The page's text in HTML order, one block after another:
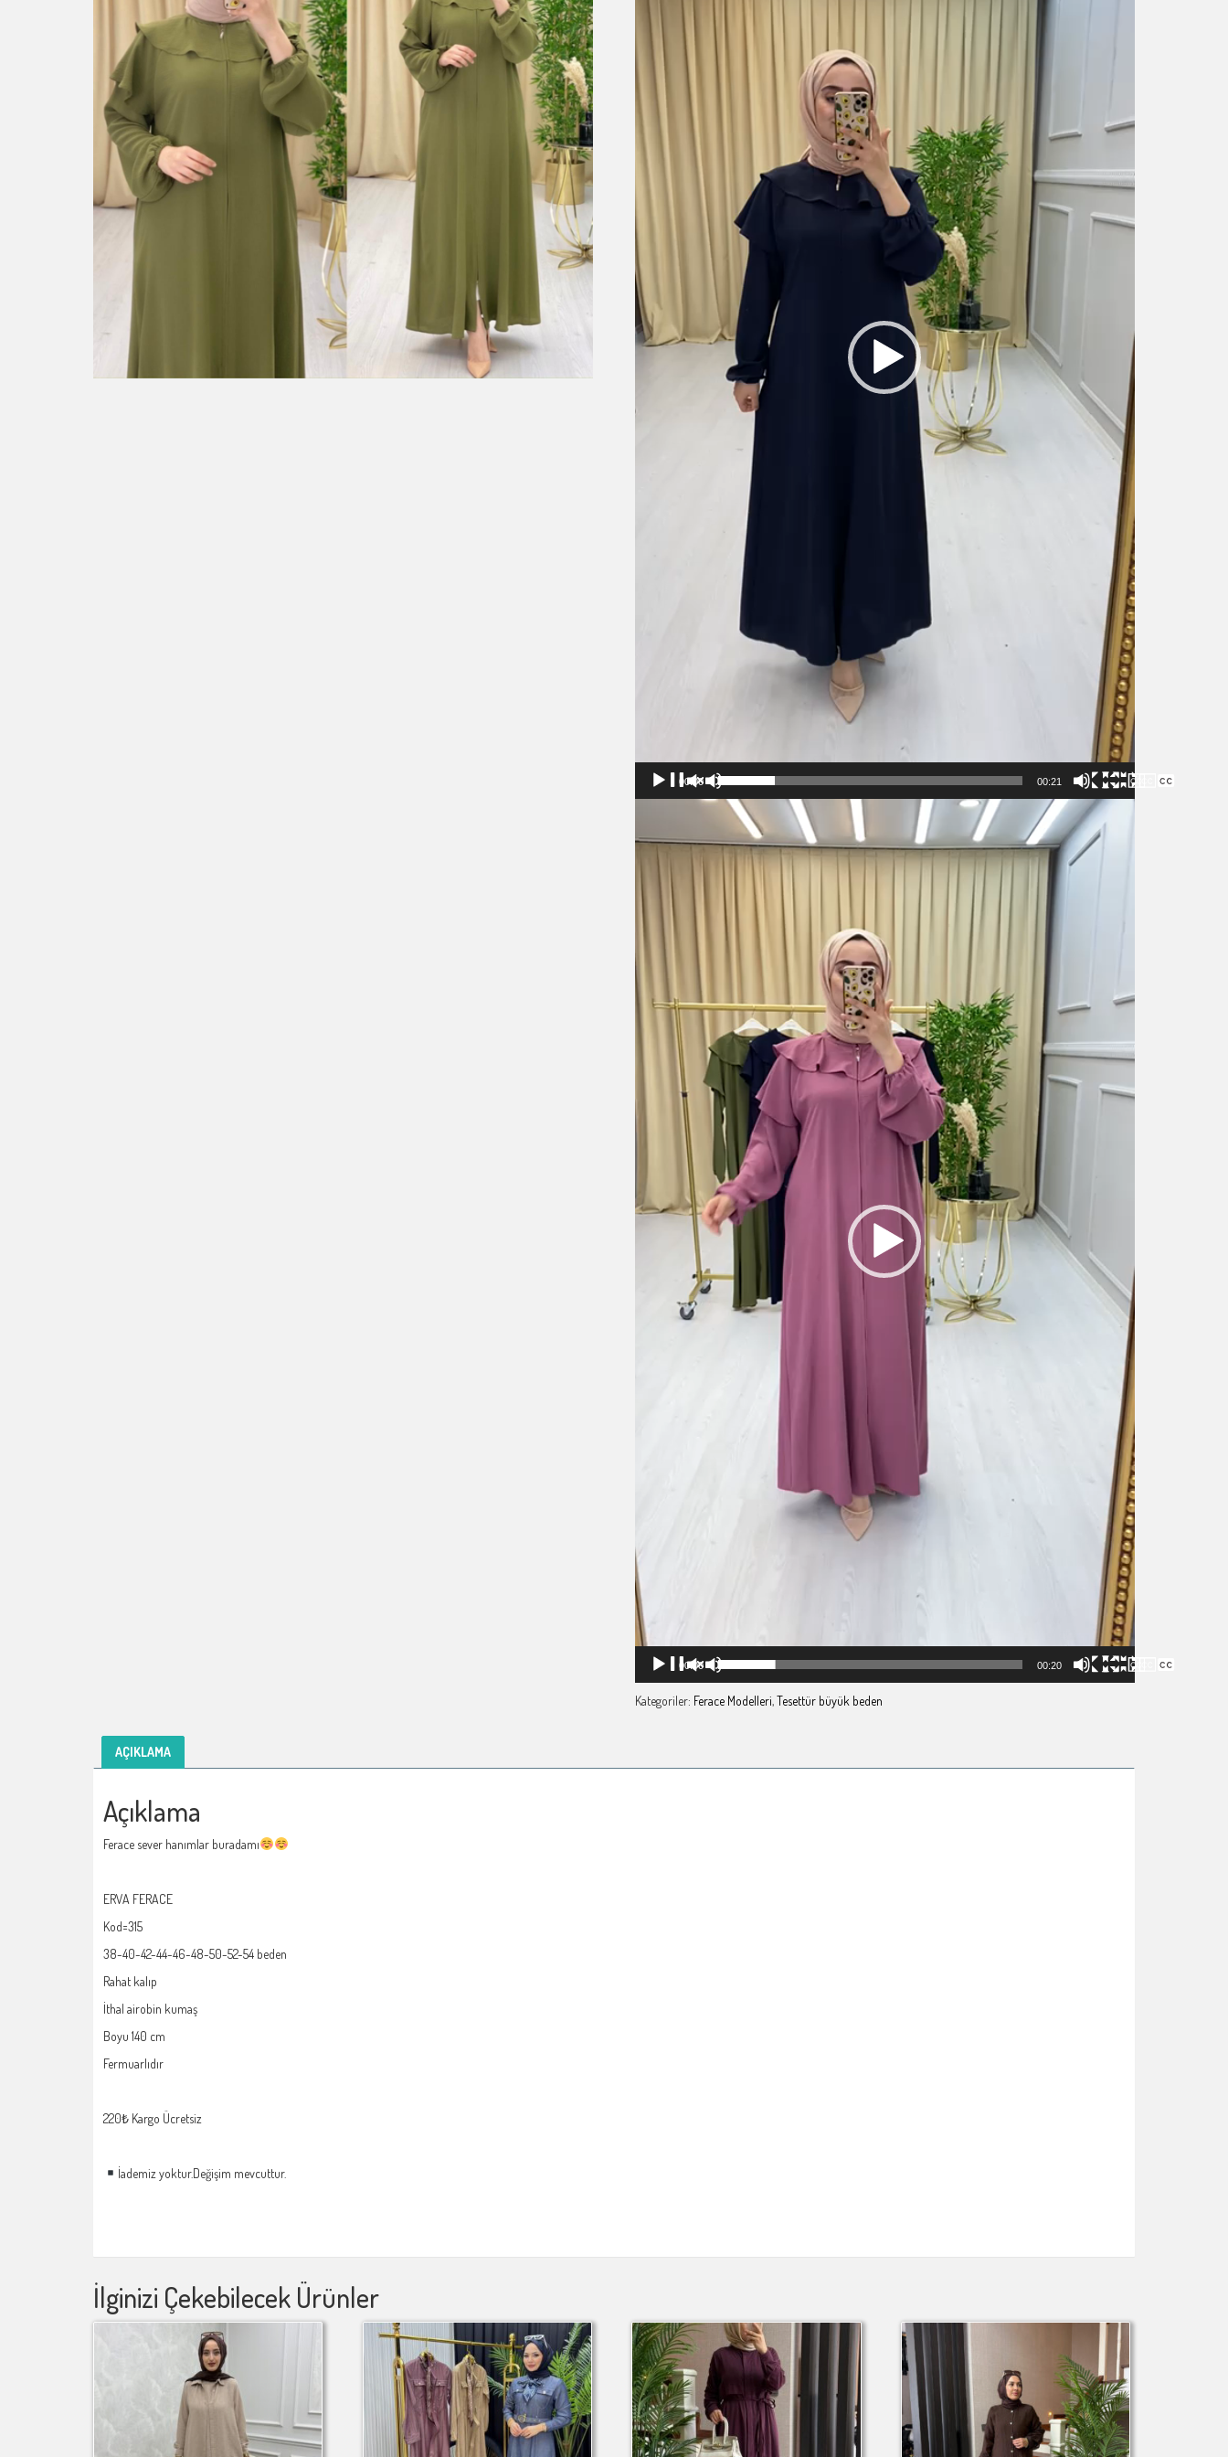
00:00 00:21
00:00 00:20
Kategoriler: Ferace Modelleri,Tesettür büyük beden
AÇIKLAMA
Açıklama
Ferace sever hanımlar buradamı
ERVA FERACE
Kod=315
38-40-42-44-46-48-50-52-54 beden
Rahat kalıp
İthal airobin kumaş
Boyu 140 cm
Fermuarlıdır
220₺ Kargo Ücretsiz
İademiz yoktur.Değişim mevcuttur.
İlginizi Çekebilecek Ürünler